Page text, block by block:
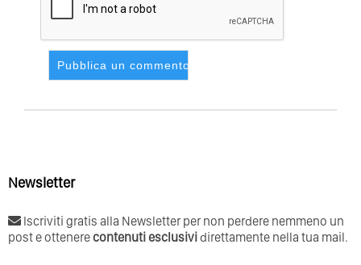
Newsletter
Iscriviti gratis alla Newsletter per non perdere nemmeno un
post e ottenerecontenuti esclusividirettamente nella tua mail.